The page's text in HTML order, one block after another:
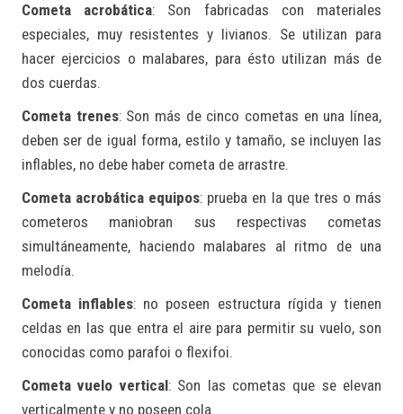
Cometa acrobática: Son fabricadas con materiales
especiales, muy resistentes y livianos. Se utilizan para
hacer ejercicios o malabares, para ésto utilizan más de
dos cuerdas.
Cometa trenes: Son más de cinco cometas en una línea,
deben ser de igual forma, estilo y tamaño, se incluyen las
inflables, no debe haber cometa de arrastre.
Cometa acrobática equipos: prueba en la que tres o más
cometeros maniobran sus respectivas cometas
simultáneamente, haciendo malabares al ritmo de una
melodía.
Cometa inflables: no poseen estructura rígida y tienen
celdas en las que entra el aire para permitir su vuelo, son
conocidas como parafoi o flexifoi.
Cometa vuelo vertical: Son las cometas que se elevan
verticalmente y no poseen cola.